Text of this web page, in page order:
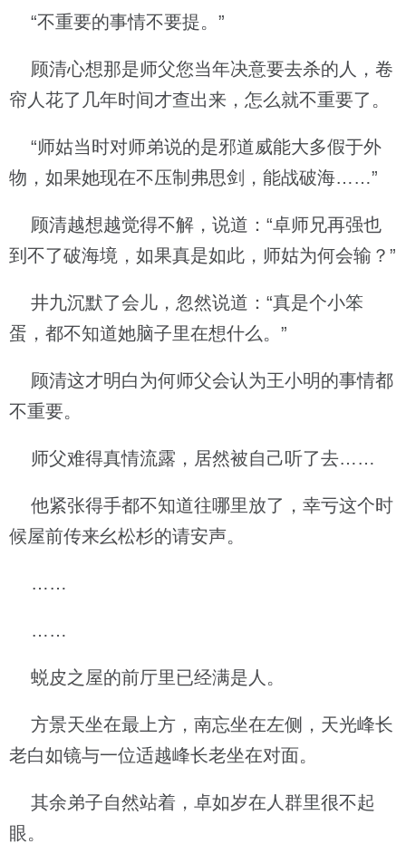
“不重要的事情不要提。”
顾清心想那是师父您当年决意要去杀的人，卷
帘人花了几年时间才查出来，怎么就不重要了。
“师姑当时对师弟说的是邪道威能大多假于外
物，如果她现在不压制弗思剑，能战破海……”
顾清越想越觉得不解，说道：“卓师兄再强也
到不了破海境，如果真是如此，师姑为何会输？”
井九沉默了会儿，忽然说道：“真是个小笨
蛋，都不知道她脑子里在想什么。”
顾清这才明白为何师父会认为王小明的事情都
不重要。
师父难得真情流露，居然被自己听了去……
他紧张得手都不知道往哪里放了，幸亏这个时
候屋前传来幺松杉的请安声。
……
……
蜕皮之屋的前厅里已经满是人。
方景天坐在最上方，南忘坐在左侧，天光峰长
老白如镜与一位适越峰长老坐在对面。
其余弟子自然站着，卓如岁在人群里很不起
眼。